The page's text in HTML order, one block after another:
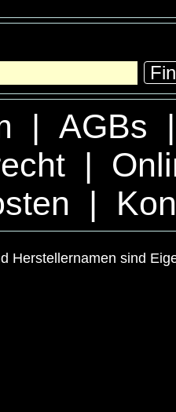
| AGBs
|
|
Herstellernamen sind